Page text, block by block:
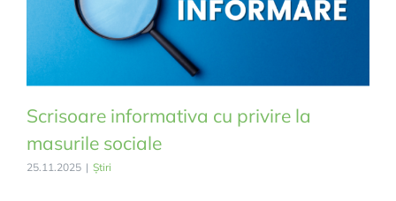
Scrisoare informativa cu privire la
masurile sociale
25.11.2025 | Știri